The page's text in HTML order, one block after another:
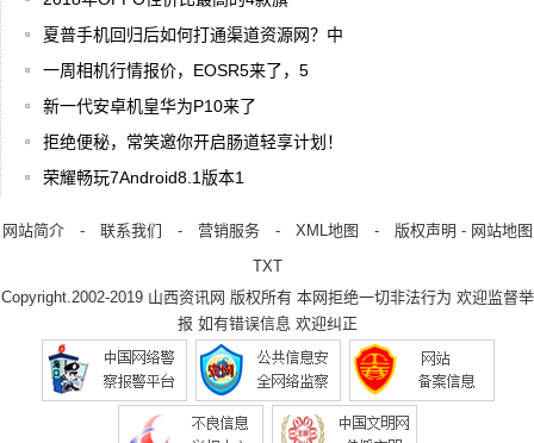
夏普手机回归后如何打通渠道资源网？中
一周相机行情报价，EOSR5来了，5
新一代安卓机皇华为P10来了
拒绝便秘，常笑邀你开启肠道轻享计划！
荣耀畅玩7Android8.1版本1
网站简介- 联系我们 - 营销服务- XML地图 - 版权声明 - 网站地图
TXT
Copyright.2002-2019 山西资讯网 版权所有 本网拒绝一切非法行为 欢迎监督举
报 如有错误信息 欢迎纠正